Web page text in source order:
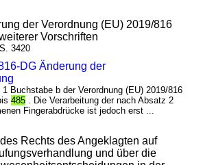
der Verordnung (EU) 2019/816
Vorschriften
3420
DG Änderung der
1 Buchstabe b der Verordnung (EU) 2019/816
485 . Die Verarbeitung der nach Absatz 2
Fingerabdrücke ist jedoch erst ...
Rechts des Angeklagten auf
und über die